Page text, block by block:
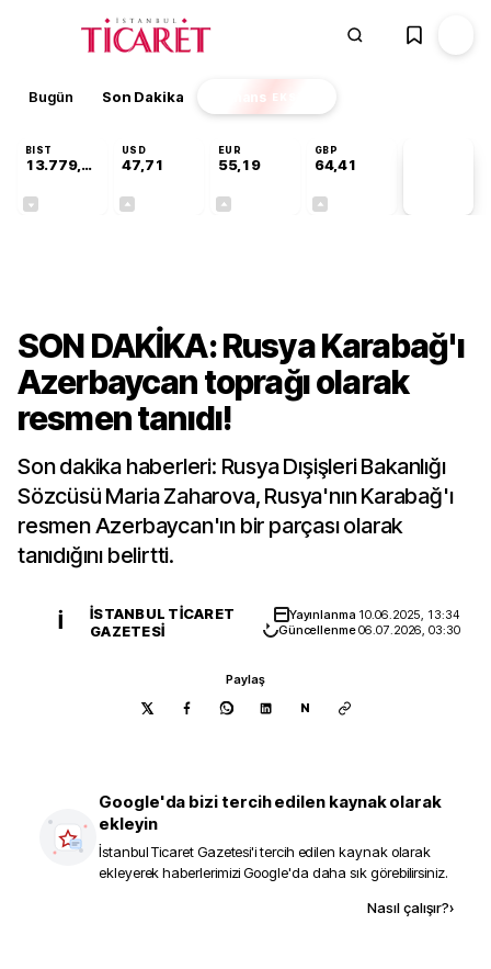
Bugün Son Dakika Finans EKSTRA
BIST
13.779,39
USD
47,71
EUR
55,19
GBP
64,41
SON DAKİKA: Rusya Karabağ'ı
Azerbaycan toprağı olarak
resmen tanıdı!
Son dakika haberleri: Rusya Dışişleri Bakanlığı
Sözcüsü Maria Zaharova, Rusya'nın Karabağ'ı
resmen Azerbaycan'ın bir parçası olarak
tanıdığını belirtti.
İ
İSTANBUL TICARET
GAZETESI
Yayınlanma 10.06.2025, 13:34
Güncellenme06.07.2026, 03:30
Paylaş
N
Google'da bizi tercih edilen kaynak olarak
ekleyin
İstanbul Ticaret Gazetesi'i tercih edilen kaynak olarak
ekleyerek haberlerimizi Google'da daha sık görebilirsiniz.
Nasıl çalışır?›